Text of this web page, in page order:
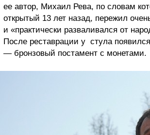
ее автор, Михаил Рева, по словам
открытый 13 лет назад, пережил
и «практически разваливался от
После реставрации у стула
— бронзовый постамент с монетами.